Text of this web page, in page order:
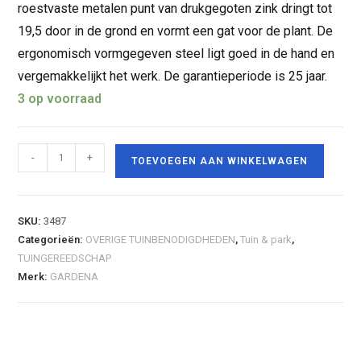
roestvaste metalen punt van drukgegoten zink dringt tot
19,5 door in de grond en vormt een gat voor de plant. De
ergonomisch vormgegeven steel ligt goed in de hand en
vergemakkelijkt het werk. De garantieperiode is 25 jaar.
3 op voorraad
- + TOEVOEGEN AAN WINKELWAGEN
SKU:3487
Categorieën: OVERIGE TUINBENODIGDHEDEN,Tuin & park,
TUINGEREEDSCHAP
Merk: GARDENA